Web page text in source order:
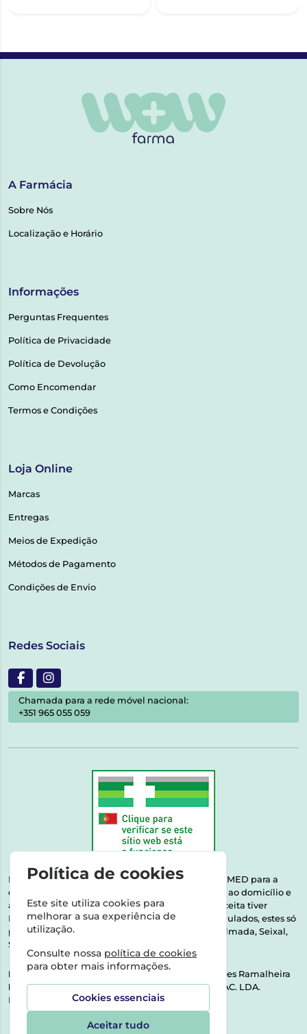
A Farmácia
Sobre Nós
Localização e Horário
Informações
Perguntas Frequentes
Política de Privacidade
Política de Devolução
Como Encomendar
Termos e Condições
Loja Online
Marcas
Entregas
Meios de Expedição
Métodos de Pagamento
Condições de Envio
Redes Sociais
Chamada para a rede móvel nacional:
+351 965 055 059
Esta farmácia encontra-se autorizada pelo INFARMED para a
dispensa de medicamentos e produtos de saúde ao domicílio e
através da internet. Medicamentos | Se na sua receita tiver
MSRM, MNSRM, MSRMV ou Medicamentos Manipulados, estes só
podem ser entregues nos seguintes concelhos: Almada, Seixal,
Sesimbra, Oeiras e Lisboa.
Direção Técnica:
Dra. Raquel Alexandra Fernandes Ramalheira
NIPC:513064133 | ASPAS E NÚMEROS SOC. FARMAC. LDA.
Rua dos Castanheiros 5 AB Feijó2810-036 Almada
Política de cookies
Este site utiliza cookies para
melhorar a sua experiência de
utilização.
Consulte nossa política de cookies
para obter mais informações.
Cookies essenciais
Aceitar tudo